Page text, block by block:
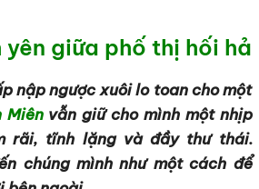
yên giữa phố thị hối hả
nập ngược xuôi lo toan cho một
Miênvẫn giữ cho mình một nhịp
rãi, tĩnh lặng và đầy thư thái.
chúng mình như một cách để